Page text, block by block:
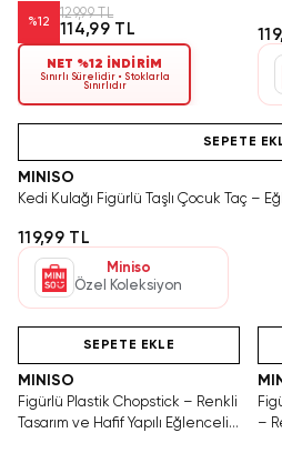
ve Dayanıklı Aksesuar
%12
129,99 TL
114,99 TL
NET %12 İNDİRİM
Sınırlı Sürelidir • Stoklarla
Sınırlıdır
SEPETE
MINISO
Kedi Kulağı Figürlü Taşlı Çocuk Taç –
119,99 TL
Miniso
Özel Koleksiyon
SEPETE EKLE
MINISO
Figürlü Plastik Chopstick – Renkli
Tasarım ve Hafif Yapılı Eğlenceli
–